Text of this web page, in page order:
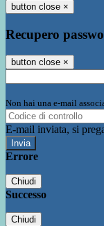
button close ×
Recupero
button close ×
Non hai una e-mail
E-mail inviata, si
Errore
Chiudi
Successo
Chiudi